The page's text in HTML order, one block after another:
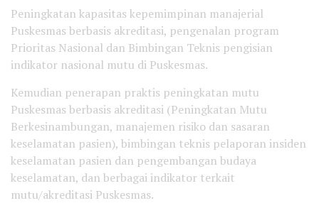
Peningkatan kapasitas kepemimpinan manajerial
Puskesmas berbasis akreditasi, pengenalan program
Prioritas Nasional dan Bimbingan Teknis pengisian
indikator nasional mutu di Puskesmas.
Kemudian penerapan praktis peningkatan mutu
Puskesmas berbasis akreditasi (Peningkatan Mutu
Berkesinambungan, manajemen risiko dan sasaran
keselamatan pasien), bimbingan teknis pelaporan insiden
keselamatan pasien dan pengembangan budaya
keselamatan, dan berbagai indikator terkait
mutu/akreditasi Puskesmas.